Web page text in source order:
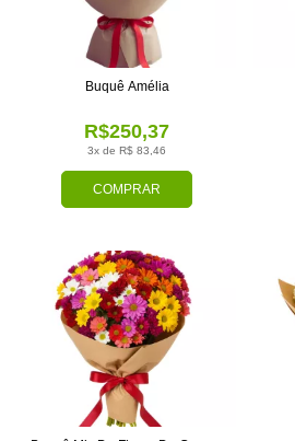
COMPRAR
3x de R$ 83,46
R$250,37
Buquê Amélia